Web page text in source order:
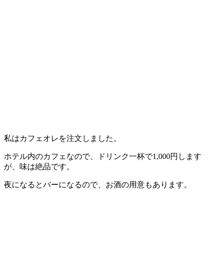
私はカフェオレを注文しました。
ホテル内のカフェなので、ドリンク一杯で1,000円します
が、味は絶品です。
夜になるとバーになるので、お酒の用意もあります。